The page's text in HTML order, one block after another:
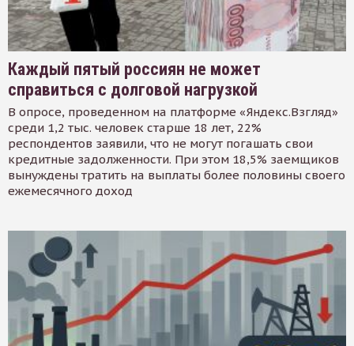
Каждый пятый россиян не может
справиться с долговой нагрузкой
В опросе, проведенном на платформе «Яндекс.Взгляд»
среди 1,2 тыс. человек старше 18 лет, 22%
респондентов заявили, что не могут погашать свои
кредитные задолженности. При этом 18,5% заемщиков
вынуждены тратить на выплаты более половины своего
ежемесячного доход